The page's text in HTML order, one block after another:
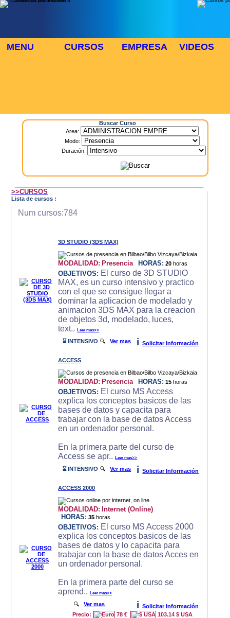
MENU CURSOS EMPRESA VIDEOS
Buscar Curso
Area:
Modo:
Duración:
>>CURSOS
Lista de cursos :
Num cursos:784
3D STUDIO (3DS MAX)
MODALIDAD: Presencia HORAS: 20 horas
OBJETIVOS: El curso de 3D STUDIO
MAX, es un curso intensivo y practico
con el que se consigue llegar a
dominar la aplicacion de modelado y
animacion 3DS MAX para la creacion
de objetos 3d, modelado, luces,
text..Leer mas>>
⌛ INTENSIVO 🔍Ver mas i Solicitar Información
ACCESS
MODALIDAD: Presencia HORAS: 15 horas
OBJETIVOS: El curso MS Access
explica los conceptos basicos de las
bases de datos y capacita para
trabajar con la base de datos Access
en un ordenador personal.
En la primera parte del curso de
Access se apr..Leer mas>>
⌛ INTENSIVO 🔍Ver mas i Solicitar Información
ACCESS 2000
MODALIDAD: Internet (Online)
HORAS: 35 horas
OBJETIVOS: El curso MS Access 2000
explica los conceptos basicos de las
bases de datos y lo capacita para
trabajar con la base de datos Acces en
un ordenador personal.
En la primera parte del curso se
aprend..Leer mas>>
🔍Ver mas i
Solicitar Información
Precio:
78 € 103.14 $ USA